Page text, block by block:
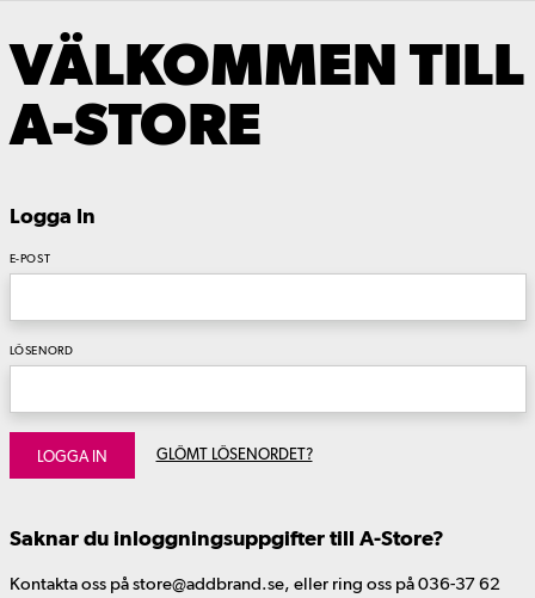
VÄLKOMMEN TILL
A-STORE
Logga In
E-POST
LÖSENORD
LOGGA IN GLÖMT LÖSENORDET?
Saknar du inloggningsuppgifter till A-Store?
Kontakta oss på store@addbrand.se, eller ring oss på 036-37 62